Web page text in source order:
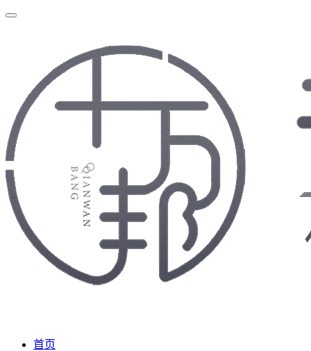
首页